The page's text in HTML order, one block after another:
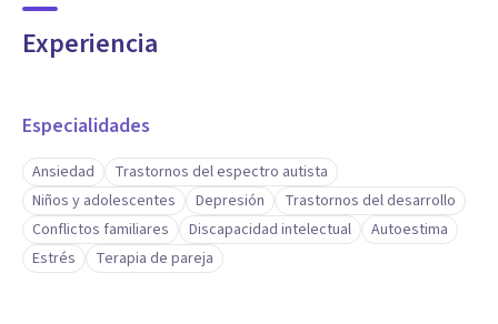
Experiencia
Especialidades
Ansiedad
Trastornos del espectro autista
Niños y adolescentes
Depresión
Trastornos del desarrollo
Conflictos familiares
Discapacidad intelectual
Autoestima
Estrés
Terapia de pareja